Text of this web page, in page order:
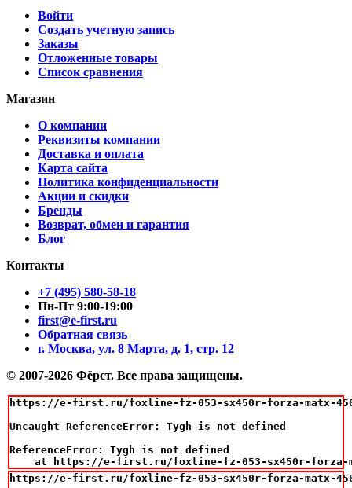
Войти
Создать учетную запись
Заказы
Отложенные товары
Список сравнения
Магазин
О компании
Реквизиты компании
Доставка и оплата
Карта сайта
Политика конфиденциальности
Акции и скидки
Бренды
Возврат, обмен и гарантия
Блог
Контакты
+7 (495) 580-58-18
Пн-Пт 9:00-19:00
first@e-first.ru
Обратная связь
г. Москва, ул. 8 Марта, д. 1, стр. 12
© 2007-2026 Фёрст. Все права защищены.
https://e-first.ru/foxline-fz-053-sx450r-forza-matx-
Uncaught ReferenceError: Tygh is not defined
ReferenceError: Tygh is not defined
at https://e-first.ru/foxline-fz-053-sx450r-
https://e-first.ru/foxline-fz-053-sx450r-forza-matx-